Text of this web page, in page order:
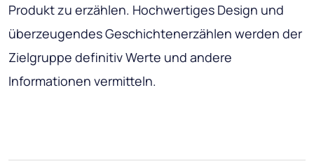
Produkt zu erzählen. Hochwertiges Design und
überzeugendes Geschichtenerzählen werden der
Zielgruppe definitiv Werte und andere
Informationen vermitteln.